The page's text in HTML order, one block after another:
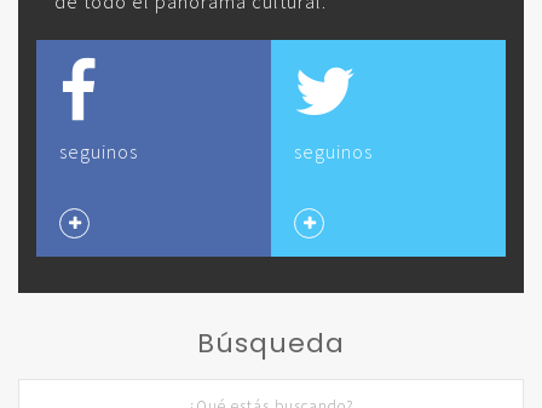
seguinos seguinos
Búsqueda